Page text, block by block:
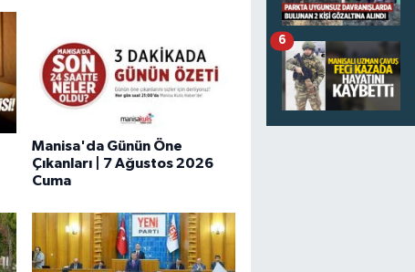
Manisa'da Günün Öne
Çıkanları | 7 Ağustos 2026
Cuma
6